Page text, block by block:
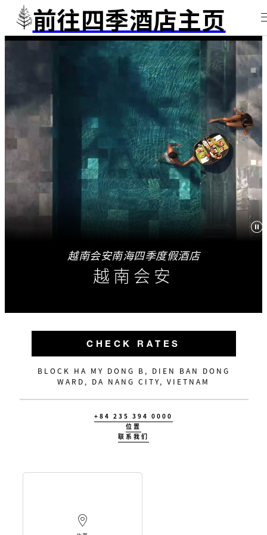
前往四季酒店主页
越南会安南海四季度假酒店
越南会安
CHECK RATES
BLOCK HA MY DONG B, DIEN BAN DONG
WARD, DA NANG CITY, VIETNAM
+84 235 394 0000
位置
联系我们